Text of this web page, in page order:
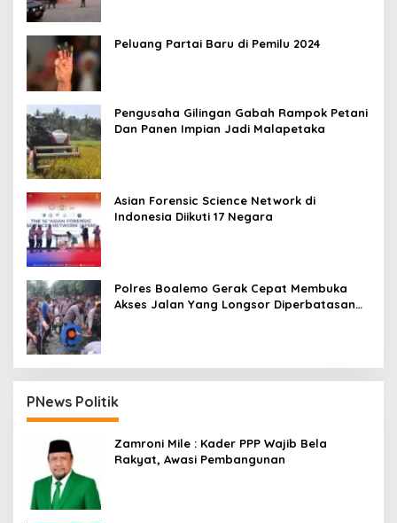
Peluang Partai Baru di Pemilu 2024
Pengusaha Gilingan Gabah Rampok Petani
Dan Panen Impian Jadi Malapetaka
Asian Forensic Science Network di
Indonesia Diikuti 17 Negara
Polres Boalemo Gerak Cepat Membuka
Akses Jalan Yang Longsor Diperbatasan
PNews Politik
Zamroni Mile : Kader PPP Wajib Bela
Rakyat, Awasi Pembangunan